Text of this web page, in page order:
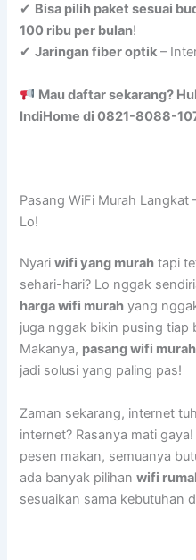
✔ Bisa pilih paket sesuai
100 ribu per bulan!
✔Jaringan fiber optik –
Mau daftar sekarang?
IndiHome di 0821-8088-
Pasang WiFi Murah Langkat
Lo!
Nyariwifi yang murah tapi
sehari-hari? Lo nggak
harga wifi murah yang
juga nggak bikin pusing tiap
Makanya, pasang wifi
jadi solusi yang paling pas!
Zaman sekarang, internet
internet? Rasanya mati
pesen makan, semuanya
ada banyak pilihanwifi
sesuaikan sama kebutuhan